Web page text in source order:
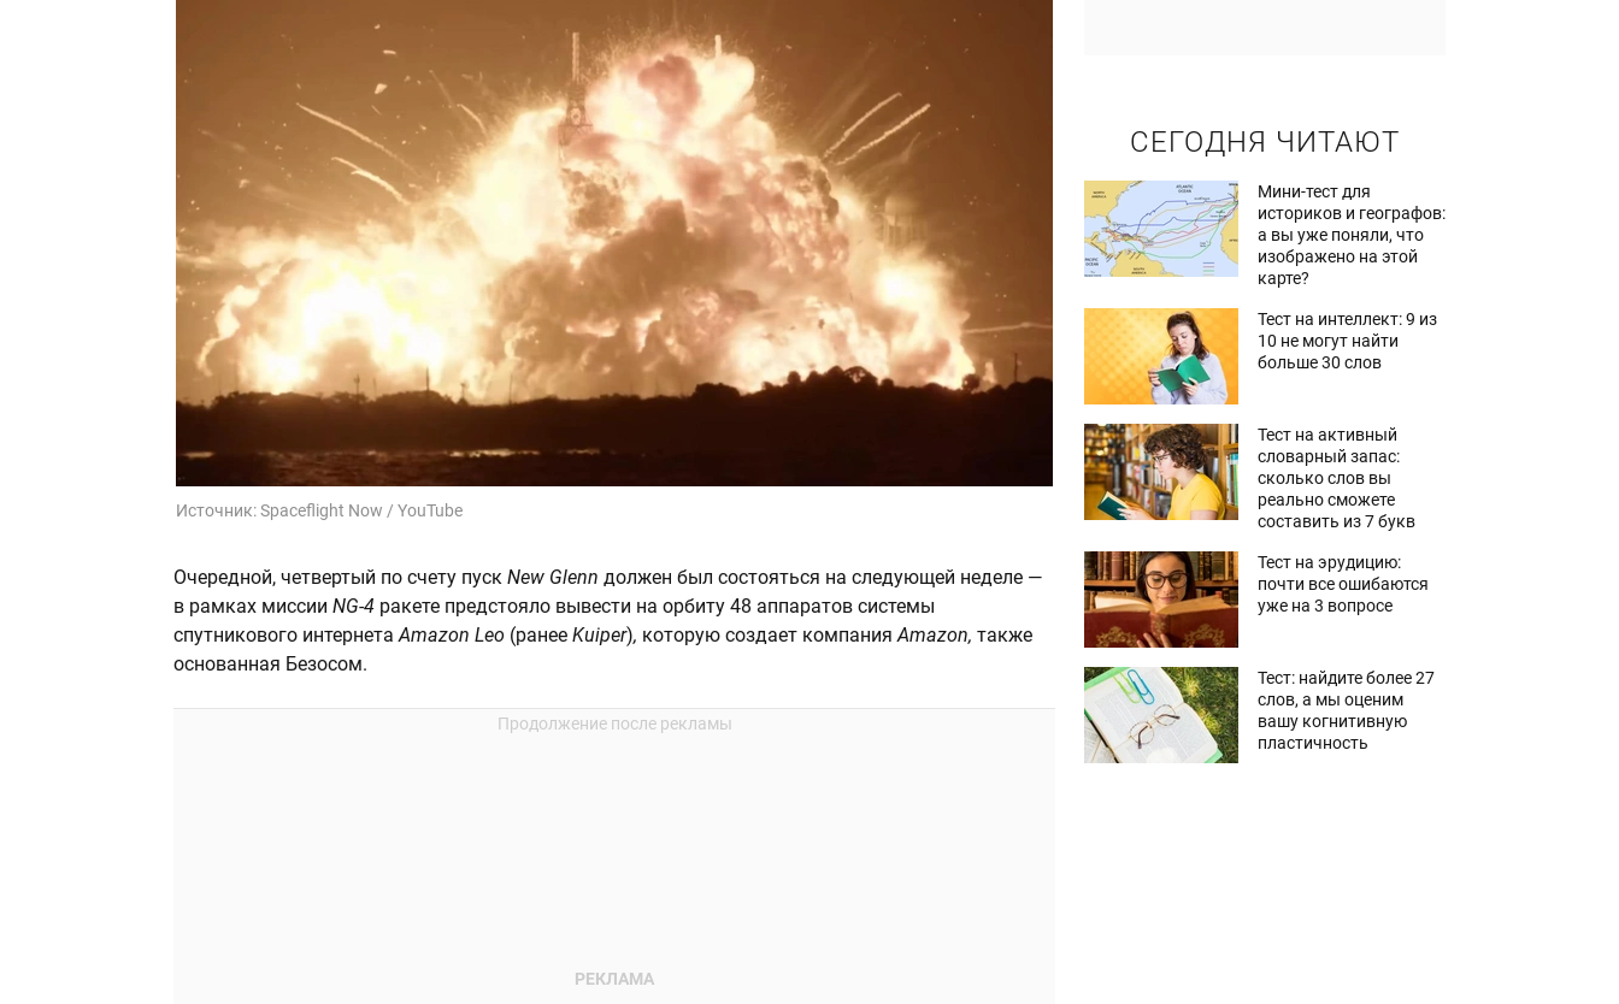
Источник:Spaceflight Now / YouTube
Очередной, четвертый по счету пуск New Glenn должен был состояться на следующей неделе —
в рамках миссии NG-4 ракете предстояло вывести на орбиту 48 аппаратов системы
спутникового интернетаAmazon Leo (ранее Kuiper), которую создает компанияAmazon, также
основанная Безосом.
СЕГОДНЯ ЧИТАЮТ
Мини-тест для
историков и географов:
а вы уже поняли, что
изображено на этой
карте?
Тест на интеллект: 9 из
10 не могут найти
больше 30 слов
Тест на активный
словарный запас:
сколько слов вы
реально сможете
составить из 7 букв
Тест на эрудицию:
почти все ошибаются
уже на 3 вопросе
Тест: найдите более 27
слов, а мы оценим
вашу когнитивную
пластичность